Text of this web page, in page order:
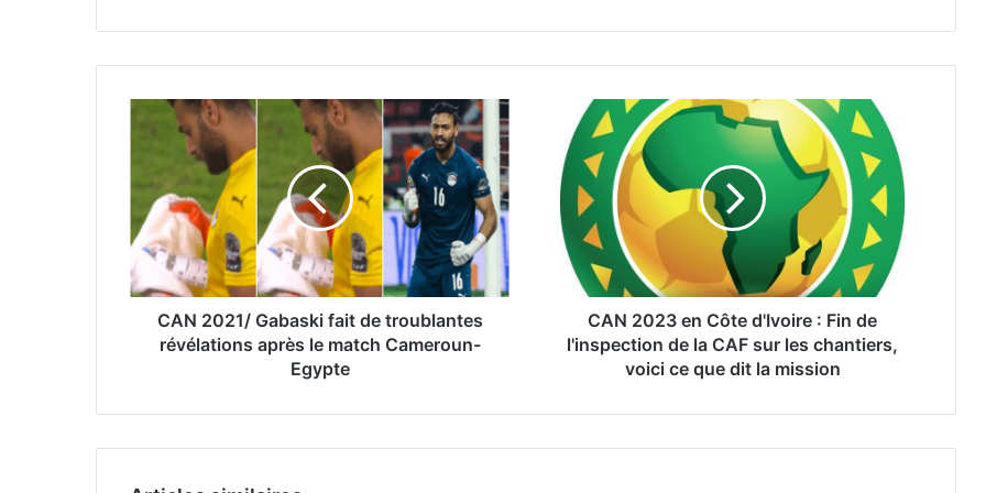
CAN 2021/ Gabaski fait de troublantes
révélations après le match Cameroun-
Egypte
CAN 2023 en Côte d'Ivoire : Fin de
l'inspection de la CAF sur les chantiers,
voici ce que dit la mission